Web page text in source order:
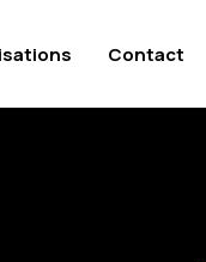
Contact